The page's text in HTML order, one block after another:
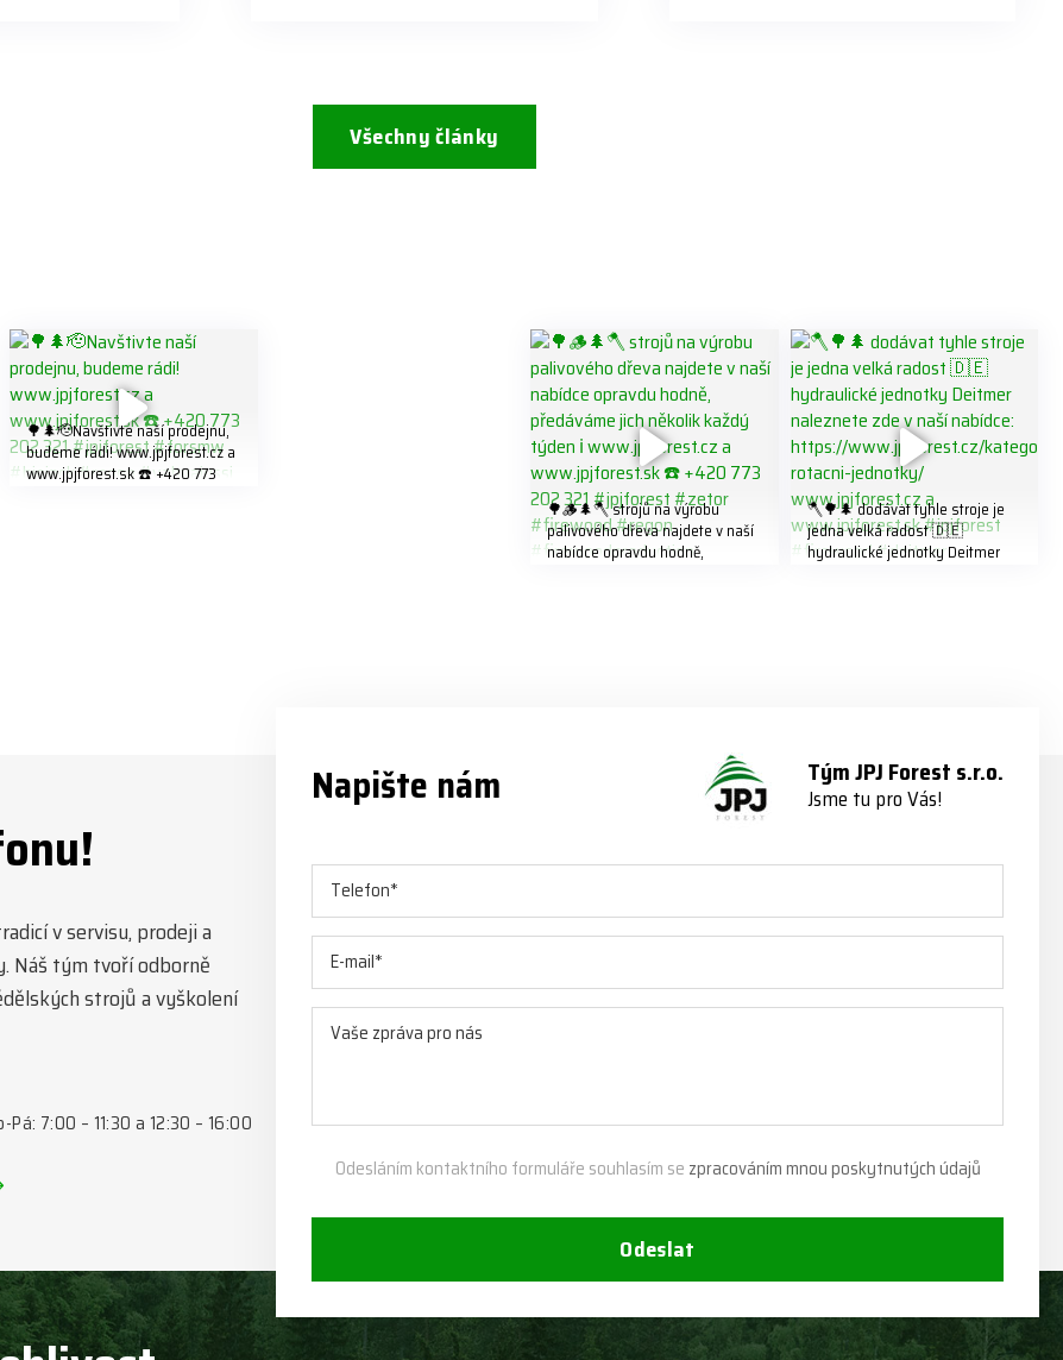
Všechny články
🌳🌲🫡Navštivte naší prodejnu,
budeme rádi! www.jpjforest.cz a
www.jpjforest.sk ☎️ +420 773
🌳🪵🌲🪓 strojů na výrobu
palivového dřeva najdete v naší
nabídce opravdu hodně,
🪓🌳🌲 dodávat tyhle stroje je
jedna velká radost 🇩🇪
hydraulické jednotky Deitmer
v servisu, prodeji a
Náš tým tvoří odborně
strojů a vyškolení
Pá: 7:00 – 11:30 a 12:30 – 16:00
Napište nám Tým JPJ Forest s.r.o.
Jsme tu pro Vás!
Odesláním kontaktního formuláře souhlasím se zpracováním mnou poskytnutých údajů
Odeslat